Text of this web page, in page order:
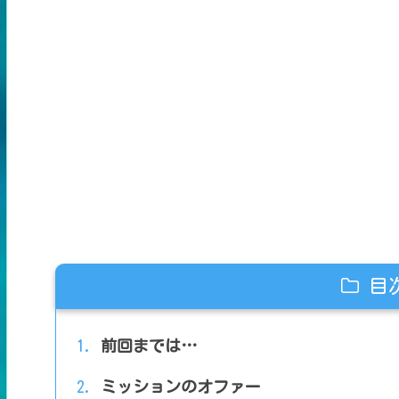
目
前回までは…
ミッションのオファー